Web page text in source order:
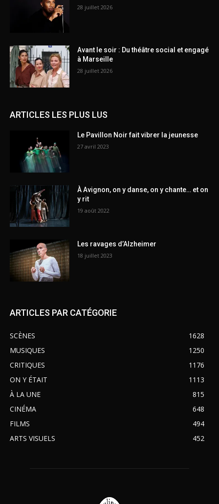
28 juillet 2026
Avant le soir : Du théâtre social et engagé
à Marseille
28 juillet 2026
ARTICLES LES PLUS LUS
Le Pavillon Noir fait vibrer la jeunesse
27 avril 2023
À Avignon, on y danse, on y chante… et on
y rit
19 août 2022
Les ravages d’Alzheimer
18 juillet 2023
ARTICLES PAR CATÉGORIE
SCÈNES
1628
MUSIQUES
1250
CRITIQUES
1176
ON Y ÉTAIT
1113
À LA UNE
815
CINÉMA
648
FILMS
494
ARTS VISUELS
452